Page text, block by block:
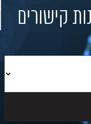
קישורים